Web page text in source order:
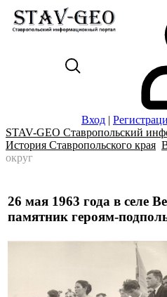
Вход |
STAV-GEO Ставропольский
История Ставропольского края
округ
26 мая 1963 года в селе
памятник героям-